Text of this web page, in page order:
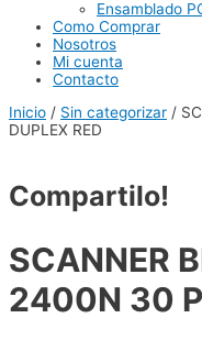
Ensamblado
Como Comprar
Nosotros
Mi cuenta
Contacto
Inicio / Sin categorizar /
DUPLEX RED
Compartilo!
SCANNER
2400N 30